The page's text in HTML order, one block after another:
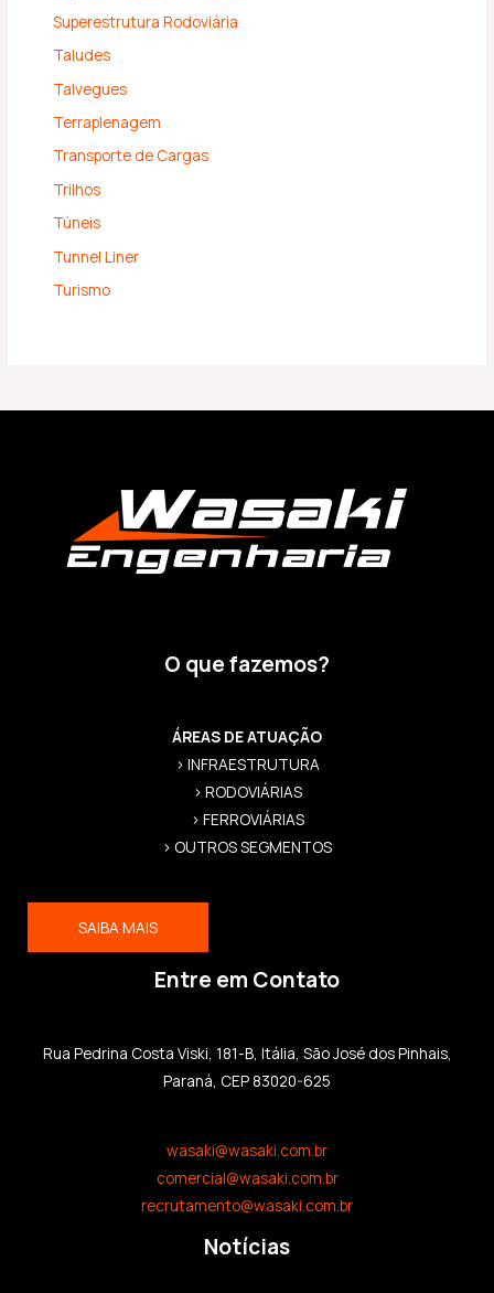
Superestrutura Rodoviária
Taludes
Talvegues
Terraplenagem
Transporte de Cargas
Trilhos
Túneis
Tunnel Liner
Turismo
O que fazemos?
ÁREAS DE ATUAÇÃO
> INFRAESTRUTURA
> RODOVIÁRIAS
> FERROVIÁRIAS
> OUTROS SEGMENTOS
SAIBA MAIS
Entre em Contato
Rua Pedrina Costa Viski, 181-B, Itália, São José dos Pinhais,
Paraná, CEP 83020-625
wasaki@wasaki.com.br
comercial@wasaki.com.br
recrutamento@wasaki.com.br
Notícias